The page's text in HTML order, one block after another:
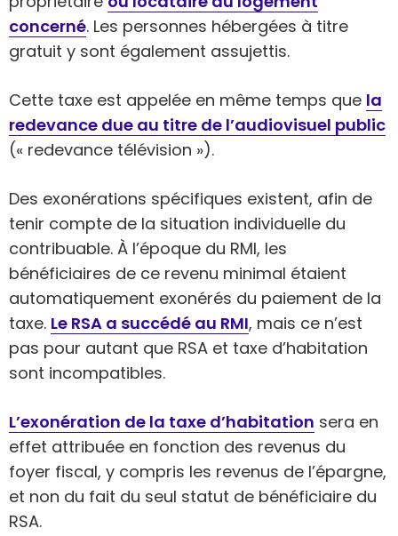
concerné. Les personnes hébergées à titre
gratuit y sont également assujettis.
Cette taxe est appelée en même temps que la
redevance due au titre de l’audiovisuel public
(« redevance télévision »).
Des exonérations spécifiques existent, afin de
tenir compte de la situation individuelle du
contribuable. À l’époque du RMI, les
bénéficiaires de ce revenu minimal étaient
automatiquement exonérés du paiement de la
taxe. Le RSA a succédé au RMI, mais ce n’est
pas pour autant que RSA et taxe d’habitation
sont incompatibles.
L’exonération de la taxe d’habitation sera en
effet attribuée en fonction des revenus du
foyer fiscal, y compris les revenus de l’épargne,
et non du fait du seul statut de bénéficiaire du
RSA.